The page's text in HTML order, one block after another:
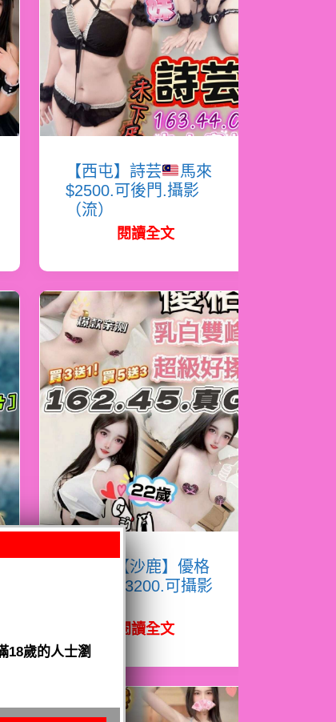
【西屯】詩芸
馬來
$2500.可後門.攝影
（流）
閱讀全文
限熟客【沙鹿】優格
越南$3200.可攝影
閱讀全文
18歲的人士瀏